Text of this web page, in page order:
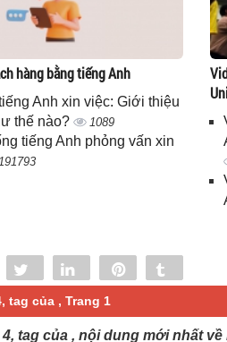
hàng bằng tiếng Anh
Anh xin việc: Giới thiệu
thế nào?
1089
tiếng Anh phỏng vấn xin
Share Tweet Share
tag của , Trang 1
tag của , nội dung mới nhất về